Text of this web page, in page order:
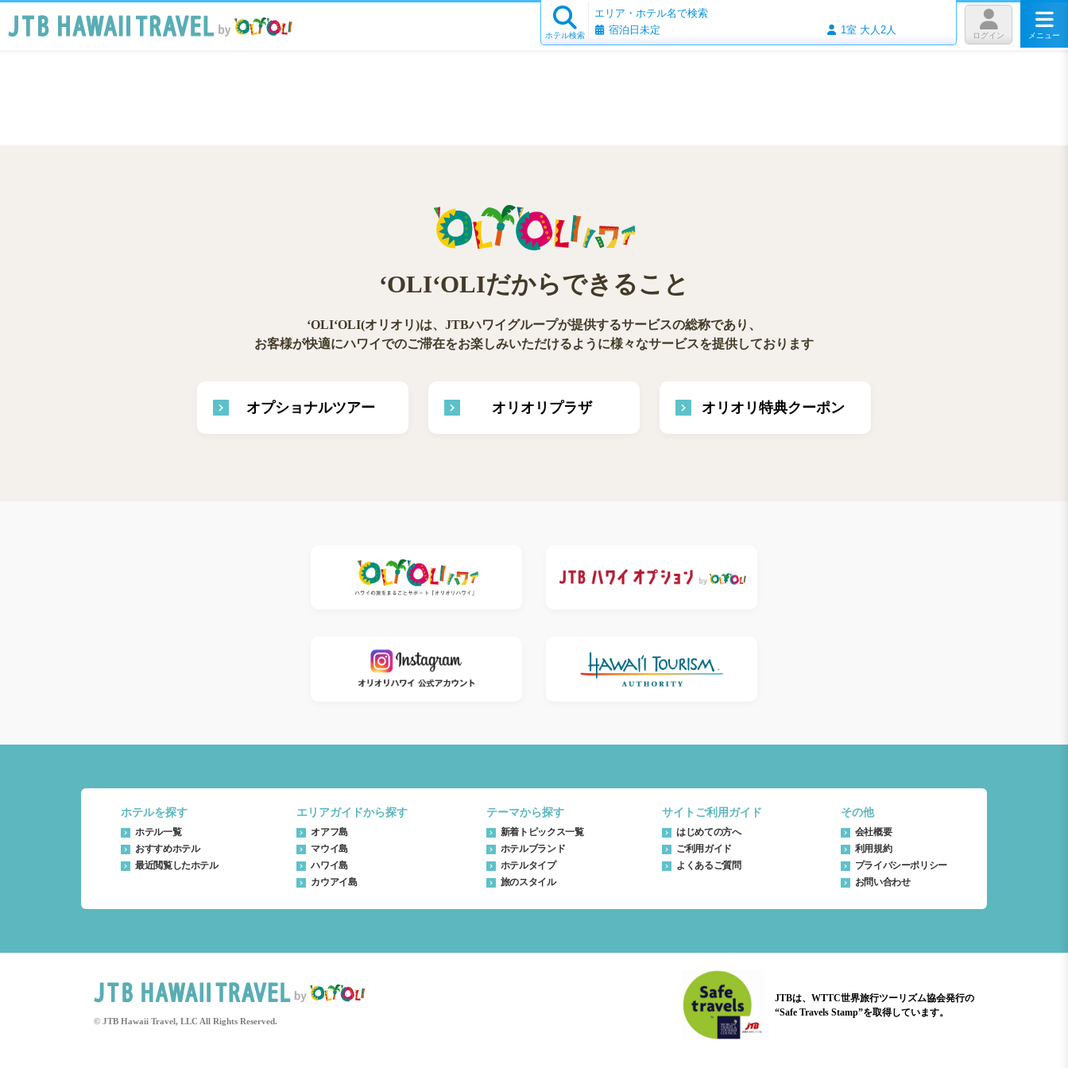
ホテル検索
エリア・ホテル名で検索
宿泊日未定
1室 大人2人 ログイン メニュー
ʻOLIʻOLIだからできること
ʻOLIʻOLI(オリオリ)は、 JTBハワイグループが提供するサービスの総称であり、
お客様が快適にハワイでのご滞在をお楽しみいただけるように様々なサービスを提供しております
オプショナルツアー オリオリプラザ オリオリ特典クーポン
ホテルを探す
ホテル一覧
おすすめホテル
最近閲覧したホテル
エリアガイドから探す
オアフ島
マウイ島
ハワイ島
カウアイ島
テーマから探す
新着トピックス一覧
ホテルブランド
ホテルタイプ
旅のスタイル
サイトご利用ガイド
はじめての方へ
ご利用ガイド
よくあるご質問
その他
会社概要
利用規約
プライバシーポリシー
お問い合わせ
© JTB Hawaii Travel, LLC All Rights Reserved.
JTBは、WTTC世界旅行ツーリズム協会発行の
“Safe Travels Stamp”を取得しています。